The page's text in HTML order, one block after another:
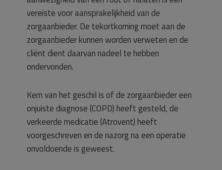
vereiste voor aansprakelijkheid van de
zorgaanbieder. De tekortkoming moet aan de
zorgaanbieder kunnen worden verweten en de
cliënt dient daarvan nadeel te hebben
ondervonden.
Kern van het geschil is of de zorgaanbieder een
onjuiste diagnose (COPD) heeft gesteld, de
verkeerde medicatie (Atrovent) heeft
voorgeschreven en de nazorg na een operatie
onvoldoende is geweest.